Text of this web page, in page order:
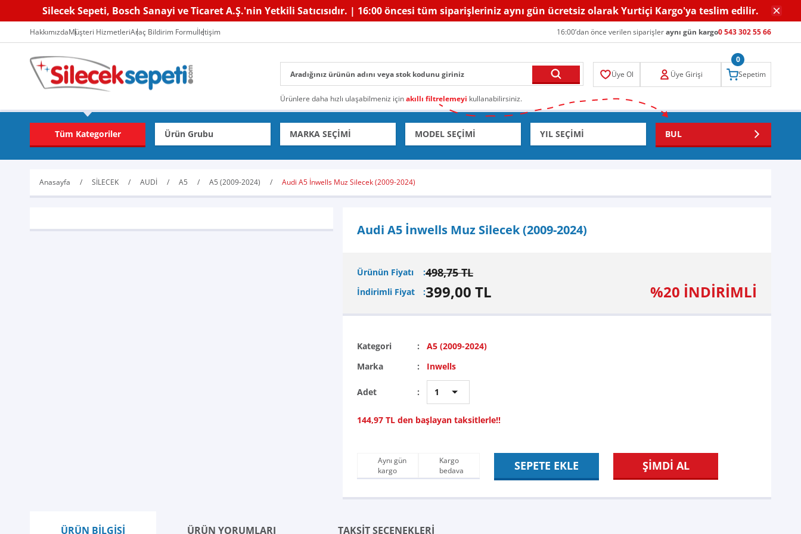
Silecek Sepeti, Bosch Sanayi ve Ticaret A.Ş.'nin Yetkili Satıcısıdır. | 16:00 öncesi tüm siparişleriniz aynı gün ücretsiz olarak Yurtiçi Kargo'ya teslim edilir.
HakkımızdaMüşteri HizmetleriAraç Bildirim Formuİletişim 16:00’dan önce verilen siparişleraynı gün kargo0 543 302 55 66
Ürünlere daha hızlı ulaşabilmeniz içinakıllı filtrelemeyi kullanabilirsiniz.
Üye Ol Üye Girişi Sepetim
0
Tüm Kategoriler BUL
Anasayfa SİLECEK AUDİ A5 A5 (2009-2024) Audi A5 İnwells Muz Silecek (2009-2024)
Audi A5 İnwells Muz Silecek (2009-2024)
Ürünün Fiyatı 498,75 TL
İndirimli Fiyat 399,00 TL %20 İNDİRİMLİ
Kategori
A5 (2009-2024)
Marka
Inwells
Adet
144,97 TL den başlayan taksitlerle!!
Aynı gün
kargo
Kargo
bedava
SEPETE EKLE ŞİMDİ AL
ÜRÜN BİLGİSİ ÜRÜN YORUMLARI TAKSİT SEÇENEKLERİ